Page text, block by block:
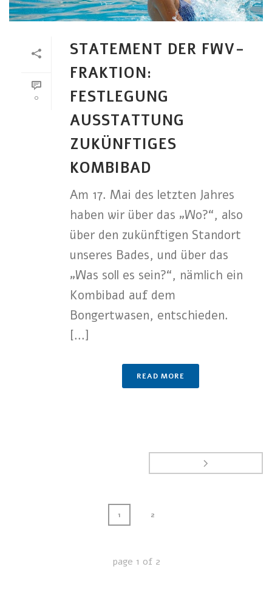
0
STATEMENT DER FWV-
FRAKTION:
FESTLEGUNG
AUSSTATTUNG
ZUKÜNFTIGES
KOMBIBAD
Am 17. Mai des letzten Jahres
haben wir über das „Wo?“, also
über den zukünftigen Standort
unseres Bades, und über das
„Was soll es sein?“, nämlich ein
Kombibad auf dem
Bongertwasen, entschieden.
[...]
READ MORE
1 2
page 1 of 2